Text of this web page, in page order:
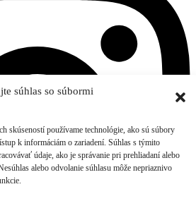
súhlas so súbormi
skúseností používame technológie, ako sú súbory
k informáciám o zariadení. Súhlas s týmito
údaje, ako je správanie pri prehliadaní alebo
alebo odvolanie súhlasu môže nepriaznivo